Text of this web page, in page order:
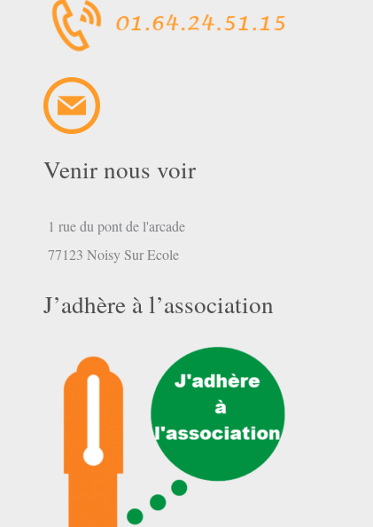
Venir nous voir
1 rue du pont de l'arcade
77123 Noisy Sur Ecole
J’adhère à l’association